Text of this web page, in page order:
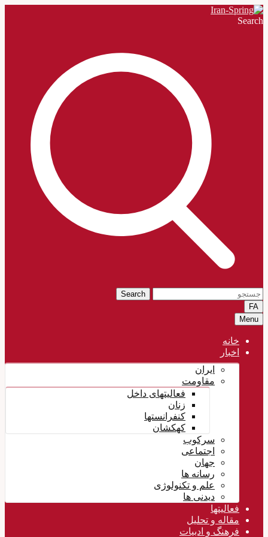
Search
Search
FA
Menu
خانه
اخبار
ایران
مقاومت
فعالیتهای داخل
زنان
کنفرانستها
کهکشان
سرکوب
اجتماعی
جهان
رسانه ها
علم و تکنولوژی
دیدنی ها
فعالیتها
مقاله و تحلیل
فرهنگ و ادبیات